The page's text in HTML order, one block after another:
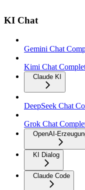
KI Chat
Gemini Chat
Kimi Chat
Claude KI
DeepSeek Chat
Grok Chat
OpenAI-
KI Dialog
Claude Code